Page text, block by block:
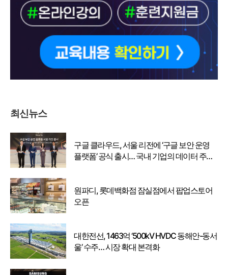
최신뉴스
구글 클라우드, 서울 리전에 ‘구글 보안 운영
플랫폼’ 공식 출시… 국내 기업의 데이터 주권
원파디, 롯데백화점 잠실점에서 팝업스토어
오픈
대한전선, 1463억 ‘500kV HVDC 동해안-동서
울’ 수주… 시장 확대 본격화